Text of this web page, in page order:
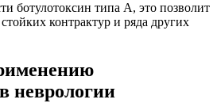
ботулотоксин типа А, это позволит
контрактур и ряда других
неврологии